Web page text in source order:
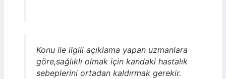
Konu ile ilgili açıklama yapan uzmanlara
göre,sağlıklı olmak için kandaki hastalık
sebeplerini ortadan kaldırmak gerekir.